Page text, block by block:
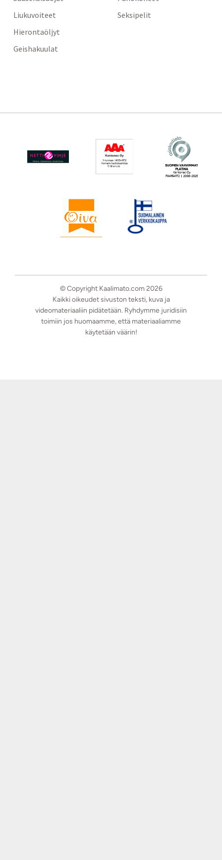
Liukuvoiteet
Hierontaöljyt
Geishakuulat
Seksipelit
© Copyright Kaalimato.com 2026
Kaikki oikeudet sivuston teksti, kuva ja
videomateriaaliin pidätetään. Ryhdymme juridisiin
toimiin jos huomaamme, että materiaaliamme
käytetään väärin!